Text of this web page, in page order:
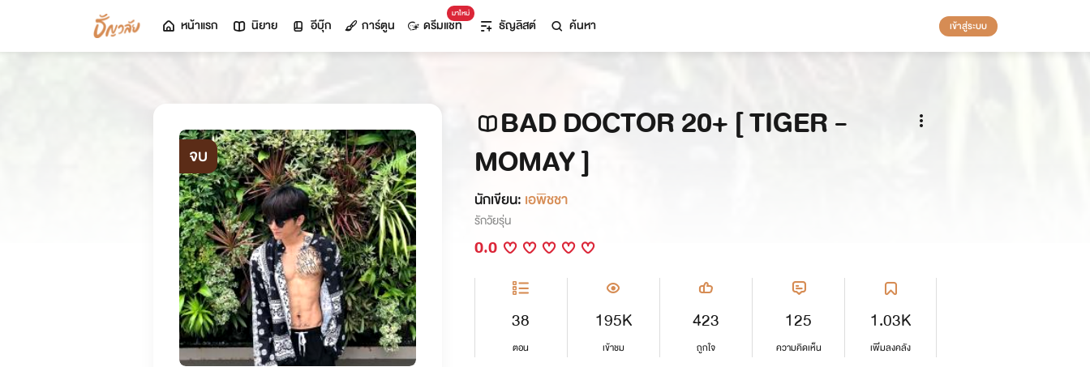
หน้าแรก นิยาย อีบุ๊ก การ์ตูน
มาใหม่
ดรีมแชท ธัญลิสต์ ค้นหา เข้าสู่ระบบ
จบ
BAD DOCTOR 20+ [ TIGER -
MOMAY ]
นักเขียน: เอพิชชา
รักวัยรุ่น
0.0
38
ตอน
195K
เข้าชม
423
ถูกใจ
125
ความคิดเห็น
1.03K
เพิ่มลงคลัง